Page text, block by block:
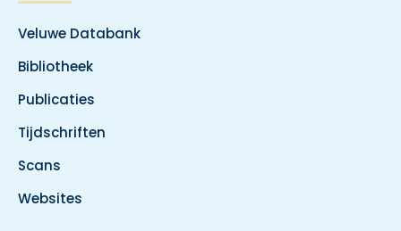
Veluwe Databank
Bibliotheek
Publicaties
Tijdschriften
Scans
Websites